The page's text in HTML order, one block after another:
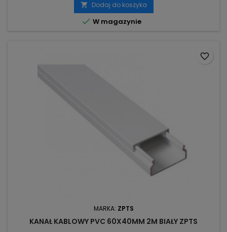
 Dodaj do koszyka
 W magazynie
MARKA: ZPTS
KANAŁ KABLOWY PVC 60X40MM 2M BIAŁY ZPTS
favorite_border